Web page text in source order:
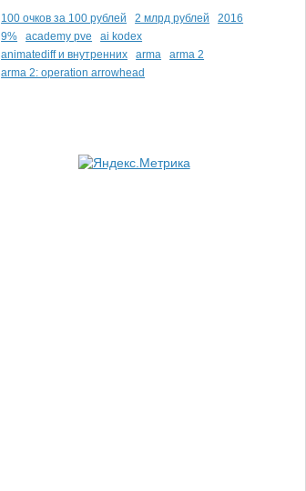
100 очков за 100 рублей 2 млрд рублей
2016
9%
academy pve
ai kodex
animatediff и внутренних
arma
arma 2
arma 2: operation arrowhead